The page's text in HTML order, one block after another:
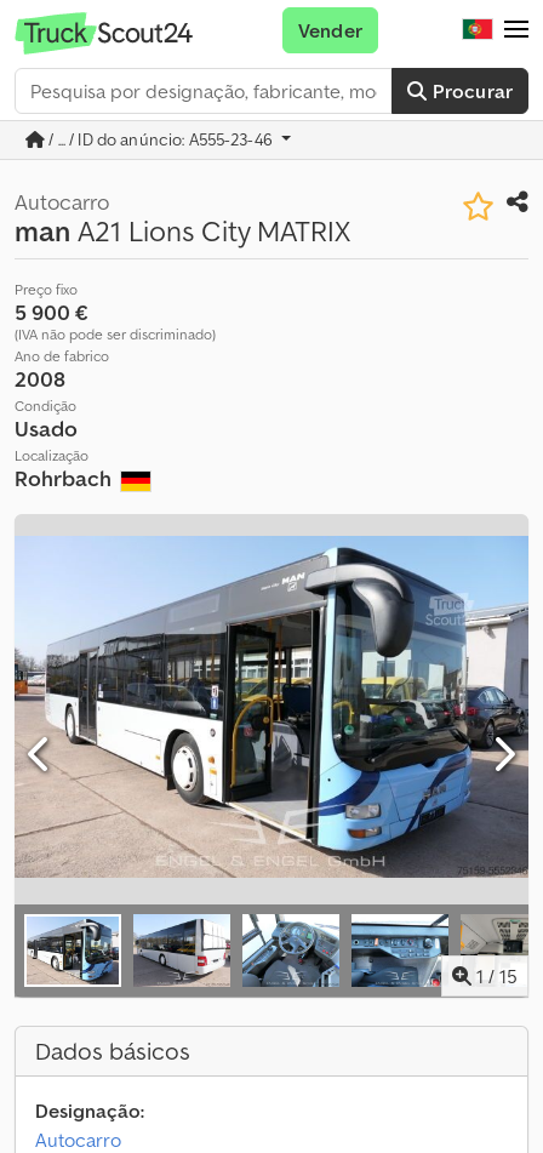
Procurar
Vender
/ ... / ID do anúncio: A555-23-46
Autocarro
man A21 Lions City MATRIX
Preço fixo
5 900 €
(IVA não pode ser discriminado)
Ano de fabrico
2008
Condição
Usado
Localização
Rohrbach
1 / 15
Dados básicos
Designação:
Autocarro